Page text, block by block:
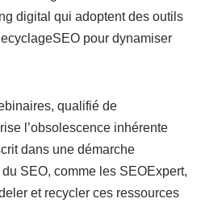
digital qui adoptent des outils
pour dynamiser
qualifié de
l’obsolescence inhérente
dans une démarche
SEO, comme les SEOExpert,
et recycler ces ressources